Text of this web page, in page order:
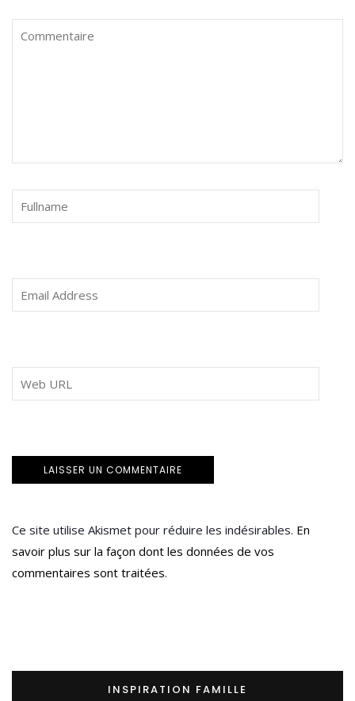
Ce site utilise Akismet pour réduire les indésirables. En
savoir plus sur la façon dont les données de vos
commentaires sont traitées.
INSPIRATION FAMILLE